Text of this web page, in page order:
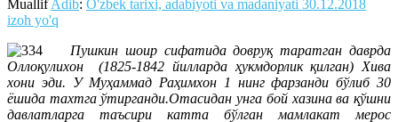
MuallifAdib: O'zbek tarixi, adabiyoti va madaniyati 30.12.2018
izoh yo'q
Пушкин шоир сифатида довруқ таратган даврда
Оллоқулихон (1825-1842 йилларда ҳукмдорлик қилган) Хива
хони эди. У Муҳаммад Раҳимхон 1 нинг фарзанди бўлиб 30
ёшида тахтга ўтирганди.Отасидан унга бой хазина ва қўшни
давлатларга таъсири катта бўлган мамлакат мерос